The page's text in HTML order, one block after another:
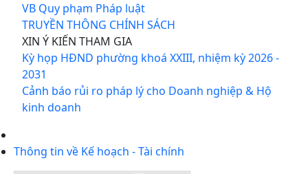
VB Quy phạm Pháp luật
TRUYỀN THÔNG CHÍNH SÁCH
XIN Ý KIẾN THAM GIA
Kỳ họp HĐND phường khoá XXIII, nhiệm kỳ 2026 -
2031
Cảnh báo rủi ro pháp lý cho Doanh nghiệp & Hộ
kinh doanh
Thông tin về Kế hoạch - Tài chính